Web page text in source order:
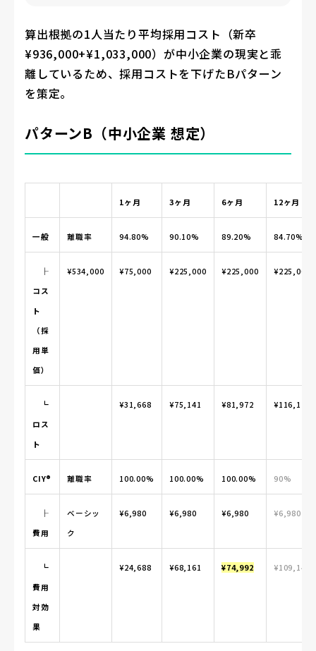
算出根拠の1人当たり平均採用コスト（新卒
¥936,000+¥1,033,000）が中小企業の現実と乖
離しているため、採用コストを下げたBパターン
を策定。
パターンB（中小企業 想定）
1ヶ月 3ヶ月 6ヶ月 12ヶ月
一般 離職率 94.80% 90.10% 89.20% 84.70%
├
コス
ト
（採
用単
価）
¥534,000 ¥75,000 ¥225,000 ¥225,000 ¥225,000
┗
ロス
ト
¥31,668 ¥75,141 ¥81,972 ¥116,127
CIY® 離職率 100.00% 100.00% 100.00% 90%
├
費用
ベーシッ
ク
¥6,980 ¥6,980 ¥6,980 ¥6,980
┗
費用
対効
果
¥24,688 ¥68,161 ¥74,992 ¥109,147